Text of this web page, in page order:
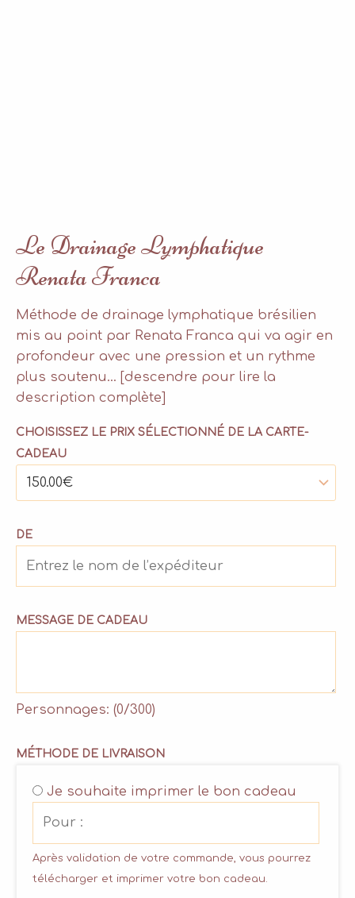
Le Drainage Lymphatique
Renata Franca
Méthode de drainage lymphatique brésilien
mis au point par Renata Franca qui va agir en
profondeur avec une pression et un rythme
plus soutenu… [descendre pour lire la
description complète]
CHOISISSEZ LE PRIX SÉLECTIONNÉ DE LA CARTE-
CADEAU
DE
MESSAGE DE CADEAU
Personnages: (0/300)
MÉTHODE DE LIVRAISON
Je souhaite imprimer le bon cadeau
Après validation de votre commande, vous pourrez
télécharger et imprimer votre bon cadeau.